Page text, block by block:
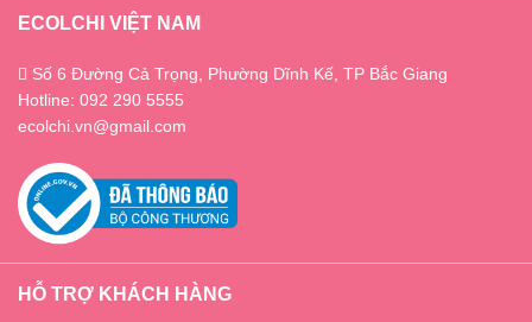
ECOLCHI VIỆT NAM
Số 6 Đường Cả Trọng, Phường Dĩnh Kế, TP Bắc Giang
Hotline: 092 290 5555
ecolchi.vn@gmail.com
HỖ TRỢ KHÁCH HÀNG